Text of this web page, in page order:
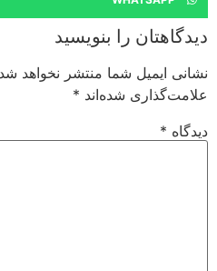
دیدگاهتان را بنویسید
نشانی ایمیل شما منتشر نخواهد شد.
علامت‌گذاری شده‌اند*
دیدگاه*